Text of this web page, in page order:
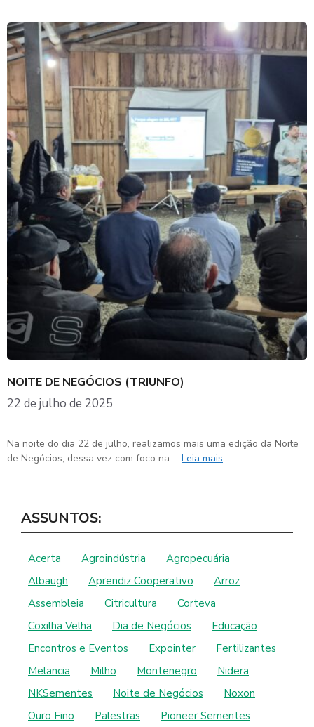
NOITE DE NEGÓCIOS (TRIUNFO)
22 de julho de 2025
Na noite do dia 22 de julho, realizamos mais uma edição da Noite
de Negócios, dessa vez com foco na … Leia mais
ASSUNTOS:
Acerta Agroindústria
Agropecuária
Albaugh
Aprendiz Cooperativo
Arroz
Assembleia
Citricultura
Corteva
Coxilha Velha
Dia de Negócios
Educação
Encontros e Eventos
Expointer
Fertilizantes
Melancia
Milho Montenegro
Nidera
NKSementes
Noite de Negócios
Noxon
Ouro Fino
Palestras
Pioneer Sementes